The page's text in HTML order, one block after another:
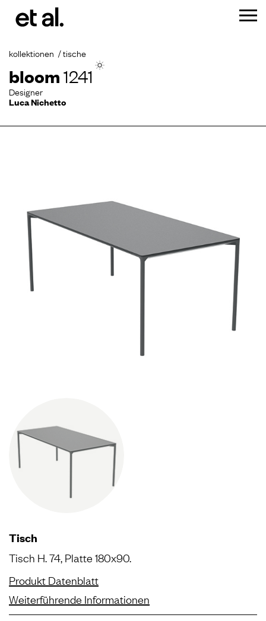
kollektionen tische
bloom1241
Designer
Luca Nichetto
Tisch
Tisch H. 74, Platte 180x90.
Produkt Datenblatt
Weiterführende Informationen